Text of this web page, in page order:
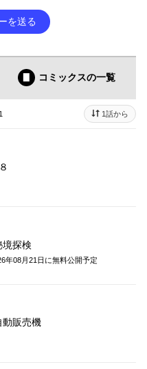
を送る
コミックスの一覧
1話から
探検
年08月21日 に無料公開予定
動販売機